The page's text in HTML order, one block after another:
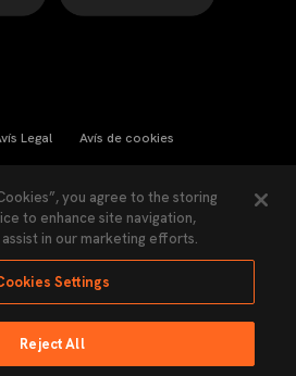
Legal Avís de cookies
Política de Privacitat
Accessibilitat
ser reproducida sin el permiso del Valencia
you agree to the storing
to enhance site navigation,
in our marketing efforts.
Settings
Reject All